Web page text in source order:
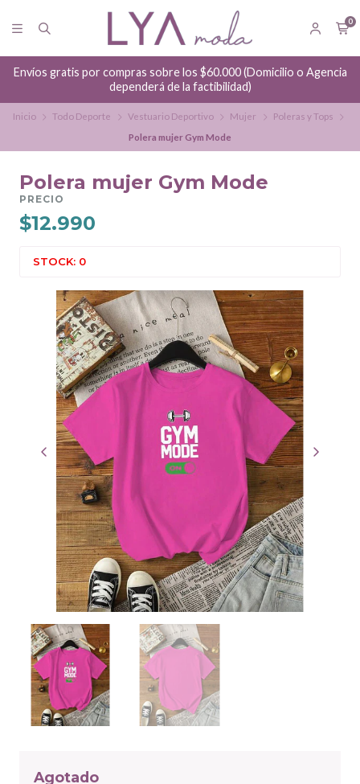
0
Envíos gratis por compras sobre los $60.000 (Domicilio o Agencia
dependerá de la factibilidad)
Inicio Todo Deporte Vestuario Deportivo Mujer
Poleras y Tops
Polera mujer Gym Mode
Polera mujer Gym Mode
PRECIO
$12.990
STOCK: 0
Agotado